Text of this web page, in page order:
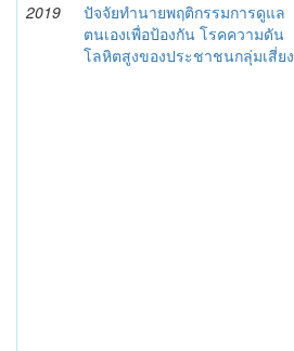
2019
ปัจจัยทํานายพฤติกรรมการดูแล
ตนเองเพื่อป้องกัน โรคความดัน
โลหิตสูงของประชาชนกลุ่มเสี่ยง